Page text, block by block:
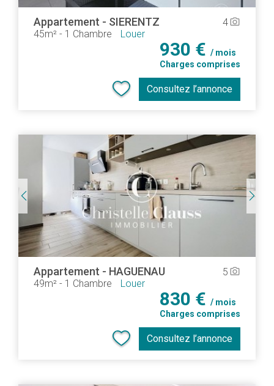
Appartement - SIERENTZ
45m² - 1 Chambre Louer
4camera_alt
930 € / mois
Charges comprises
Consultez l’annonce
Appartement - HAGUENAU
49m² - 1 Chambre Louer
5 camera_alt
830 € / mois
Charges comprises
Consultez l’annonce